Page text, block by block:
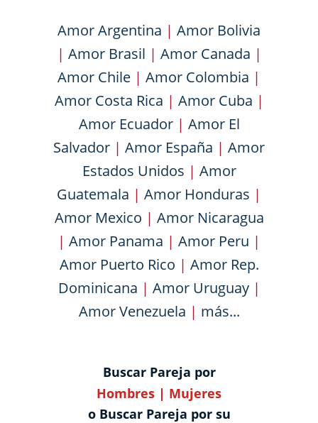
Amor Argentina | Amor Bolivia
| Amor Brasil | Amor Canada |
Amor Chile | Amor Colombia |
Amor Costa Rica | Amor Cuba |
Amor Ecuador| Amor El
Salvador | Amor España | Amor
Estados Unidos | Amor
Guatemala | Amor Honduras |
Amor Mexico | Amor Nicaragua
| Amor Panama | Amor Peru |
Amor Puerto Rico | Amor Rep.
Dominicana | Amor Uruguay|
Amor Venezuela | más...
Buscar Pareja por
Hombres | Mujeres
o Buscar Pareja por su